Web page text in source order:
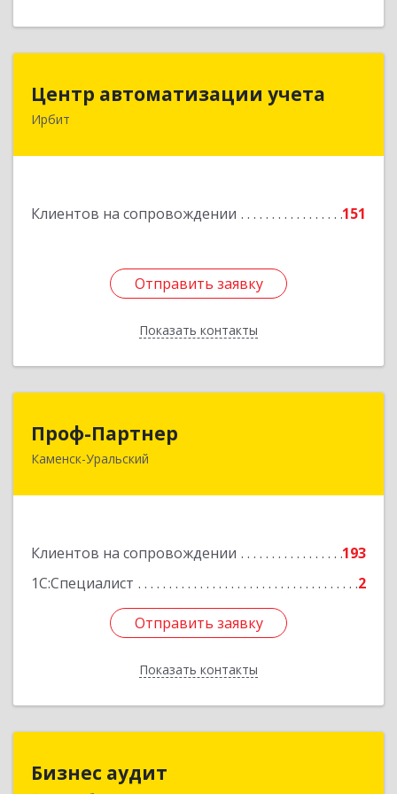
Центр автоматизации учета
Ирбит
Клиентов на сопровождении 151
Отправить заявку
Показать контакты
623854, Свердловская обл, Ирбит г, Маршала
Отправить заявку
Назад
Проф-Партнер
Каменск-Уральский
Клиентов на сопровождении
193
1С:Специалист
2
Отправить заявку
Показать контакты
623406, Свердловская обл, Каменск-Уральский
Отправить заявку
Назад
Бизнес аудит